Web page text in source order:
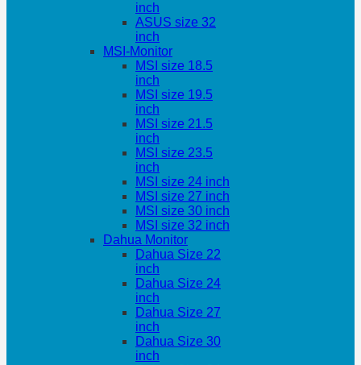
inch
ASUS size 32
inch
MSI-Monitor
MSI size 18.5
inch
MSI size 19.5
inch
MSI size 21.5
inch
MSI size 23.5
inch
MSI size 24 inch
MSI size 27 inch
MSI size 30 inch
MSI size 32 inch
Dahua Monitor
Dahua Size 22
inch
Dahua Size 24
inch
Dahua Size 27
inch
Dahua Size 30
inch